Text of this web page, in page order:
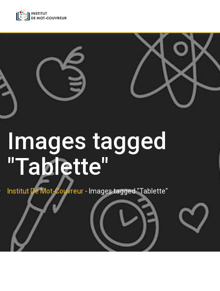
content
Images tagged
"Tablette"
Institut De Mot-Couvreur - Images tagged "Tablette"